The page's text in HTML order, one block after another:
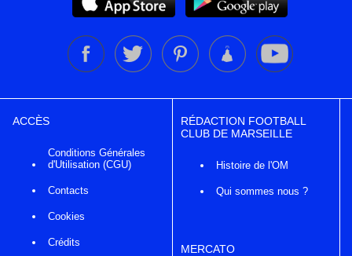
ACCÈS
Conditions Générales
d'Utilisation (CGU)
Contacts
Cookies
Crédits
RÉDACTION FOOTBALL
CLUB DE MARSEILLE
Histoire de l'OM
Qui sommes nous ?
MERCATO